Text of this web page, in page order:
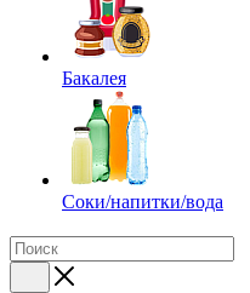
Бакалея
Соки/напитки/вода